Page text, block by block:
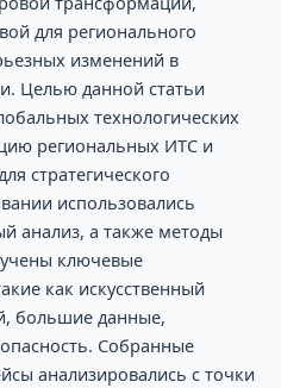
для регионального
изменений в
Целью данной статьи
технологических
региональных ИТС и
стратегического
использовались
анализ, а также методы
ключевые
как искусственный
большие данные,
Собранные
анализировались с точки